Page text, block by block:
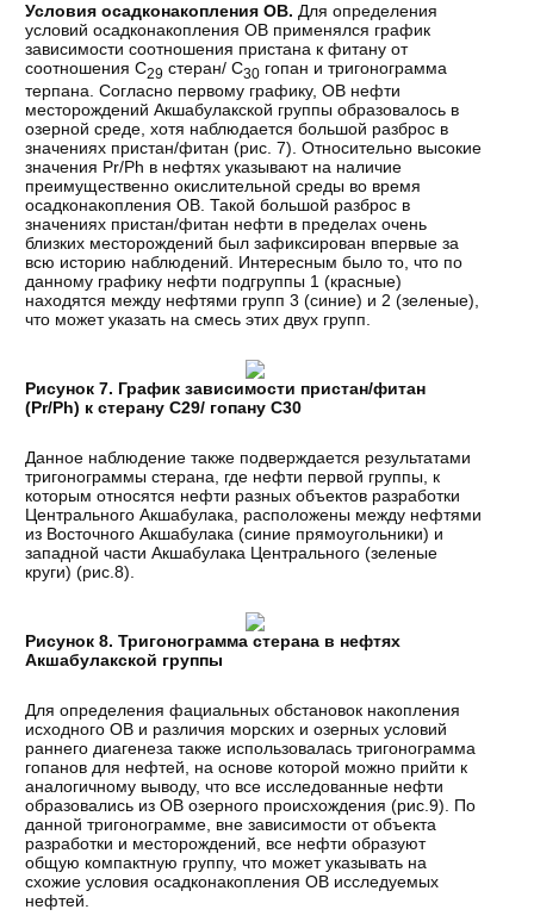
Условия осадконакопления ОВ. Для определения
условий осадконакопления ОВ применялся график
зависимости соотношения пристана к фитану от
соотношения С29 стеран/ С30 гопан и тригонограмма
терпана. Согласно первому графику, ОВ нефти
месторождений Акшабулакской группы образовалось в
озерной среде, хотя наблюдается большой разброс в
значениях пристан/фитан (рис. 7). Относительно высокие
значения Pr/Ph в нефтях указывают на наличие
преимущественно окислительной среды во время
осадконакопления ОВ. Такой большой разброс в
значениях пристан/фитан нефти в пределах очень
близких месторождений был зафиксирован впервые за
всю историю наблюдений. Интересным было то, что по
данному графику нефти подгруппы 1 (красные)
находятся между нефтями групп 3 (синие) и 2 (зеленые),
что может указать на смесь этих двух групп.
Рисунок 7. График зависимости пристан/фитан
(Pr/Ph) к стерану С29/ гопану С30
Данное наблюдение также подверждается результатами
тригонограммы стерана, где нефти первой группы, к
которым относятся нефти разных объектов разработки
Центрального Акшабулака, расположены между нефтями
из Восточного Акшабулака (синие прямоугольники) и
западной части Акшабулака Центрального (зеленые
круги) (рис.8).
Рисунок 8. Тригонограмма стерана в нефтях
Акшабулакской группы
Для определения фациальных обстановок накопления
исходного ОВ и различия морских и озерных условий
раннего диагенеза также использовалась тригонограмма
гопанов для нефтей, на основе которой можно прийти к
аналогичному выводу, что все исследованные нефти
образовались из ОВ озерного происхождения (рис.9). По
данной тригонограмме, вне зависимости от объекта
разработки и месторождений, все нефти образуют
общую компактную группу, что может указывать на
схожие условия осадконакопления ОВ исследуемых
нефтей.